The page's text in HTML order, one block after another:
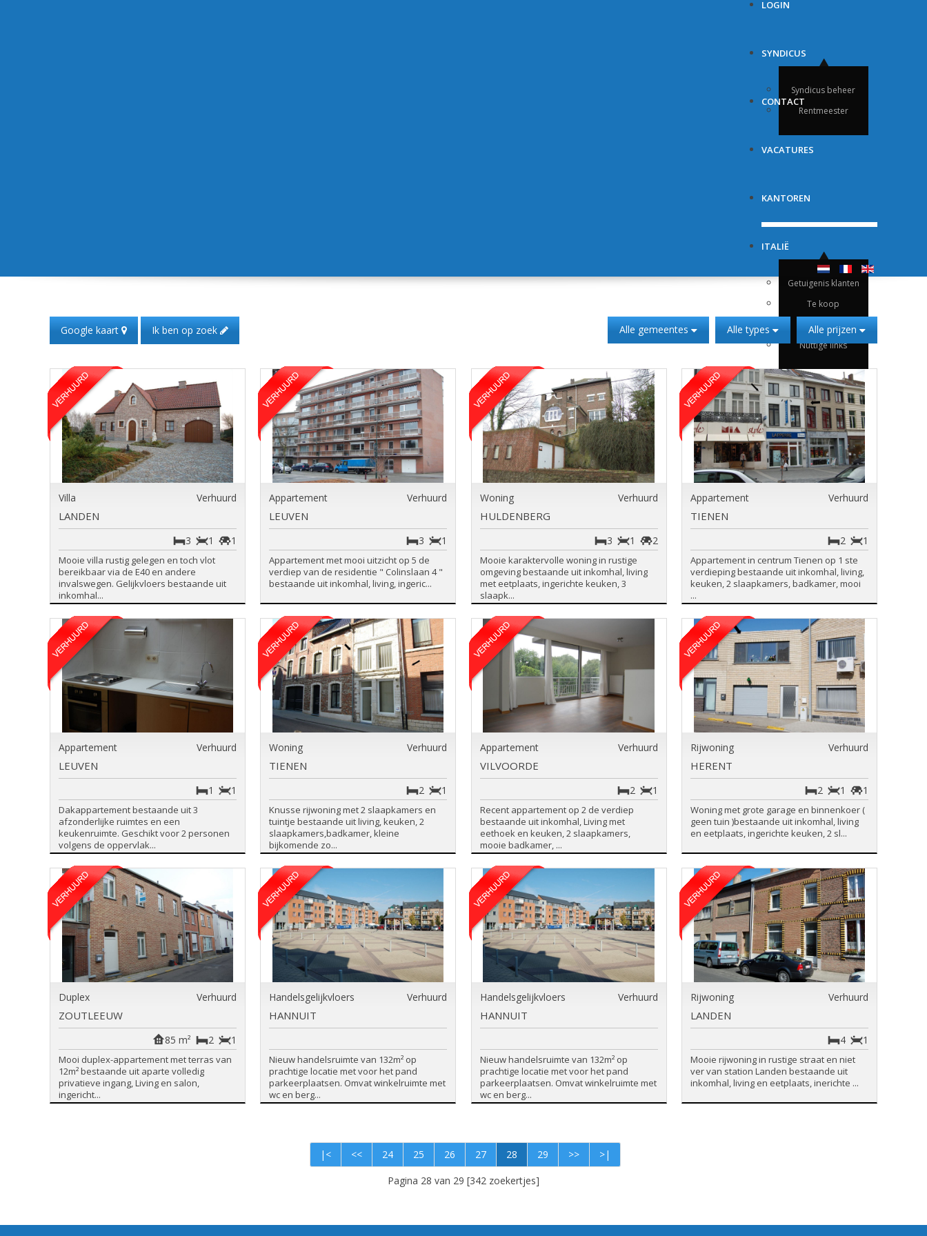
LOGIN
SYNDICUS
Syndicus beheer
Rentmeester
CONTACT
VACATURES
KANTOREN
ITALIË
Getuigenis klanten
Te koop
Te huur
Nuttige links
Google kaart Ik ben op zoek Alle gemeentes Alle types Alle prijzen
Villa Verhuurd
LANDEN
1
1
3
Mooie villa rustig gelegen en toch vlot
bereikbaar via de E40 en andere
invalswegen. Gelijkvloers bestaande uit
inkomhal...
Appartement Verhuurd
LEUVEN
1
3
Appartement met mooi uitzicht op 5 de
verdiep van de residentie " Colinslaan 4 "
bestaande uit inkomhal, living, ingeric...
Woning Verhuurd
HULDENBERG
2
1
3
Mooie karaktervolle woning in rustige
omgeving bestaande uit inkomhal, living
met eetplaats, ingerichte keuken, 3
slaapk...
Appartement Verhuurd
TIENEN
1
2
Appartement in centrum Tienen op 1 ste
verdieping bestaande uit inkomhal, living,
keuken, 2 slaapkamers, badkamer, mooi
...
Appartement Verhuurd
LEUVEN
1
1
Dakappartement bestaande uit 3
afzonderlijke ruimtes en een
keukenruimte. Geschikt voor 2 personen
volgens de oppervlak...
Woning Verhuurd
TIENEN
1
2
Knusse rijwoning met 2 slaapkamers en
tuintje bestaande uit living, keuken, 2
slaapkamers,badkamer, kleine
bijkomende zo...
Appartement Verhuurd
VILVOORDE
1
2
Recent appartement op 2 de verdiep
bestaande uit inkomhal, Living met
eethoek en keuken, 2 slaapkamers,
mooie badkamer, ...
Rijwoning Verhuurd
HERENT
1
1
2
Woning met grote garage en binnenkoer (
geen tuin )bestaande uit inkomhal, living
en eetplaats, ingerichte keuken, 2 sl...
Duplex Verhuurd
ZOUTLEEUW
1
2
85 m²
Mooi duplex-appartement met terras van
12m² bestaande uit aparte volledig
privatieve ingang, Living en salon,
ingericht...
Handelsgelijkvloers Verhuurd
HANNUIT
Nieuw handelsruimte van 132m² op
prachtige locatie met voor het pand
parkeerplaatsen. Omvat winkelruimte met
wc en berg...
Handelsgelijkvloers Verhuurd
HANNUIT
Nieuw handelsruimte van 132m² op
prachtige locatie met voor het pand
parkeerplaatsen. Omvat winkelruimte met
wc en berg...
Rijwoning Verhuurd
LANDEN
1
4
Mooie rijwoning in rustige straat en niet
ver van station Landen bestaande uit
inkomhal, living en eetplaats, inerichte ...
|< << 24 25 26 27 28 29 >>
>|
Pagina 28 van 29 [342 zoekertjes]